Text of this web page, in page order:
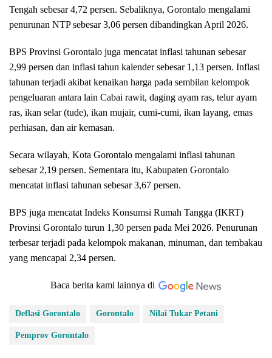
Tengah sebesar 4,72 persen. Sebaliknya, Gorontalo mengalami
penurunan NTP sebesar 3,06 persen dibandingkan April 2026.
BPS Provinsi Gorontalo juga mencatat inflasi tahunan sebesar
2,99 persen dan inflasi tahun kalender sebesar 1,13 persen. Inflasi
tahunan terjadi akibat kenaikan harga pada sembilan kelompok
pengeluaran antara lain Cabai rawit, daging ayam ras, telur ayam
ras, ikan selar (tude), ikan mujair, cumi-cumi, ikan layang, emas
perhiasan, dan air kemasan.
Secara wilayah, Kota Gorontalo mengalami inflasi tahunan
sebesar 2,19 persen. Sementara itu, Kabupaten Gorontalo
mencatat inflasi tahunan sebesar 3,67 persen.
BPS juga mencatat Indeks Konsumsi Rumah Tangga (IKRT)
Provinsi Gorontalo turun 1,30 persen pada Mei 2026. Penurunan
terbesar terjadi pada kelompok makanan, minuman, dan tembakau
yang mencapai 2,34 persen.
Baca berita kami lainnya di
Deflasi Gorontalo Gorontalo Nilai Tukar Petani
Pemprov Gorontalo